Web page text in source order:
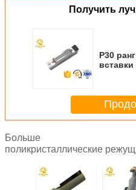
Получить
P30
Больше
поликристаллические